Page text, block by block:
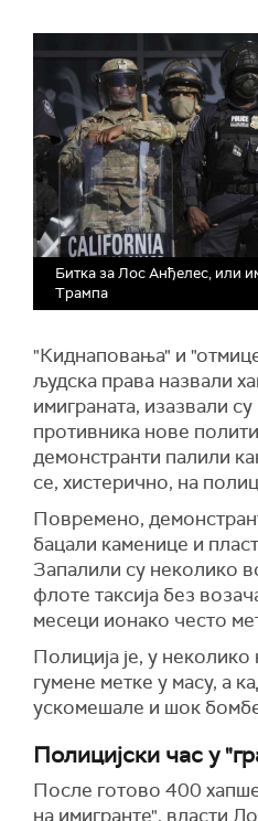
Битка за Лос Анђелес, или
Трампа
"Киднаповања" и
људска права назвали
имиграната, изазвали
противника нове
демонстранти палили
се, хистерично, на
Повремено,
бацали каменице и
Запалили су неколико
флоте таксија без
месеци ионако често
Полиција је, у
гумене метке у масу, а
ускомешале и шок
Полицијски час у
После готово 400
на имигранте", власти